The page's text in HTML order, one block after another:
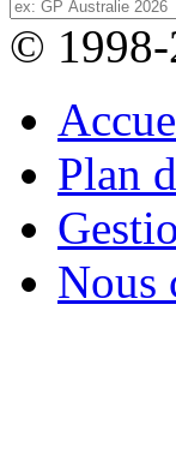
© 1998-
Plan
Nous